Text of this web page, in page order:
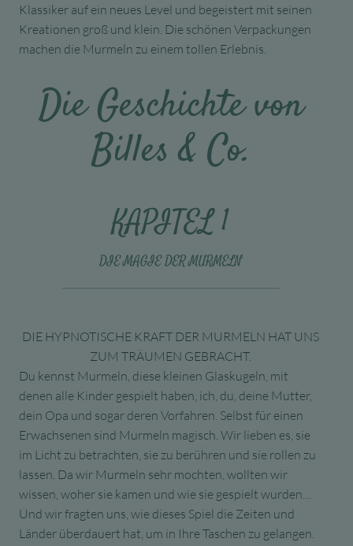
Klassiker auf ein neues Level und begeistert mit seinen
Kreationen groß und klein. Die schönen Verpackungen
machen die Murmeln zu einem tollen Erlebnis.
Die Geschichte von
Billes & Co.
KAPITEL 1
DIE MAGIE DER MURMELN
DIE HYPNOTISCHE KRAFT DER MURMELN HAT UNS
ZUM TRÄUMEN GEBRACHT.
Du kennst Murmeln, diese kleinen Glaskugeln, mit
denen alle Kinder gespielt haben, ich, du, deine Mutter,
dein Opa und sogar deren Vorfahren. Selbst für einen
Erwachsenen sind Murmeln magisch. Wir lieben es, sie
im Licht zu betrachten, sie zu berühren und sie rollen zu
lassen. Da wir Murmeln sehr mochten, wollten wir
wissen, woher sie kamen und wie sie gespielt wurden…
Und wir fragten uns, wie dieses Spiel die Zeiten und
Länder überdauert hat, um in Ihre Taschen zu gelangen.